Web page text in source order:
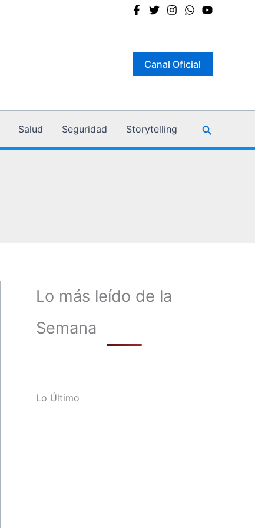
Canal Oficial
Salud Seguridad Storytelling Buscar
Lo más leído de la
Semana
Lo Último